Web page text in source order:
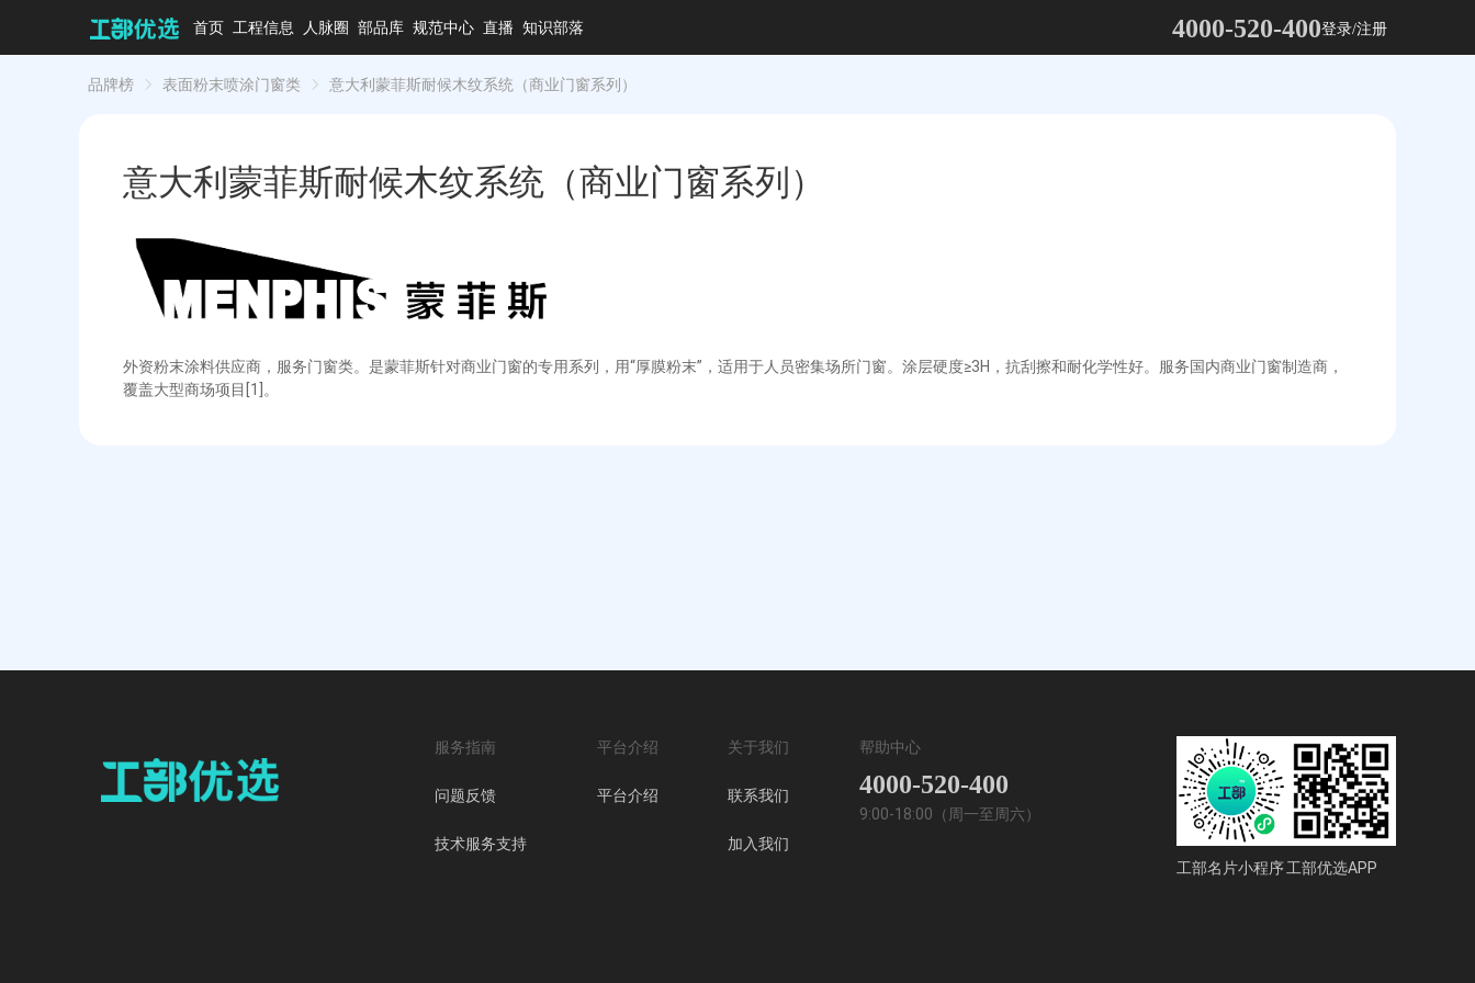
首页 工程信息 人脉圈 部品库 规范中心 直播 知识部落 4000-520-400登录/注册
品牌榜 表面粉末喷涂门窗类 意大利蒙菲斯耐候木纹系统（商业门窗系列）
意大利蒙菲斯耐候木纹系统（商业门窗系列）
外资粉末涂料供应商，服务门窗类。是蒙菲斯针对商业门窗的专用系列，用“厚膜粉末”，适用于人员密集场所门窗。涂层硬度≥3H，抗刮擦和耐化学性好。服务国内商业门窗制造商，
覆盖大型商场项目[1]。
服务指南
问题反馈
技术服务支持
平台介绍
平台介绍
关于我们
联系我们
加入我们
帮助中心
4000-520-400
9:00-18:00（周一至周六）
工部名片小程序工部优选APP